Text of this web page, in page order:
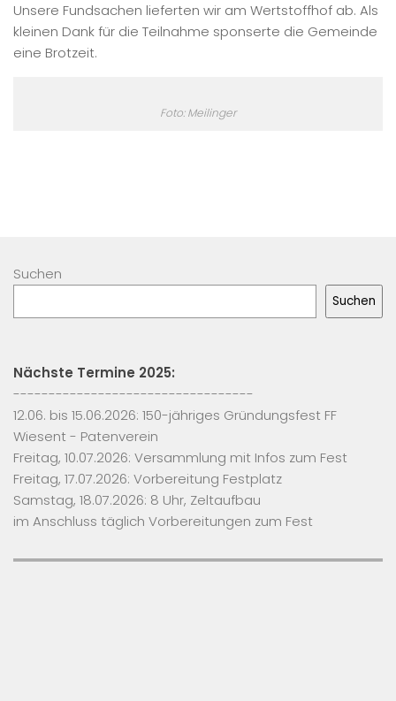
Unsere Fundsachen lieferten wir am Wertstoffhof ab. Als
kleinen Dank für die Teilnahme sponserte die Gemeinde
eine Brotzeit.
Foto: Meilinger
Suchen
Suchen
Nächste Termine 2025:
----------------------------------
12.06. bis 15.06.2026: 150-jähriges Gründungsfest FF
Wiesent - Patenverein
Freitag, 10.07.2026: Versammlung mit Infos zum Fest
Freitag, 17.07.2026: Vorbereitung Festplatz
Samstag, 18.07.2026: 8 Uhr, Zeltaufbau
im Anschluss täglich Vorbereitungen zum Fest